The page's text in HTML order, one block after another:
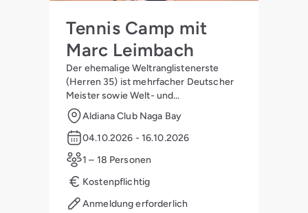
Tennis Camp mit
Marc Leimbach
Der ehemalige Weltranglistenerste
(Herren 35) ist mehrfacher Deutscher
Meister sowie Welt- und
Vizeweltmeister in den Altersklassen
30–40
Aldiana Club Naga Bay
04.10.2026 - 16.10.2026
1 – 18 Personen
Kostenpflichtig
Anmeldung erforderlich